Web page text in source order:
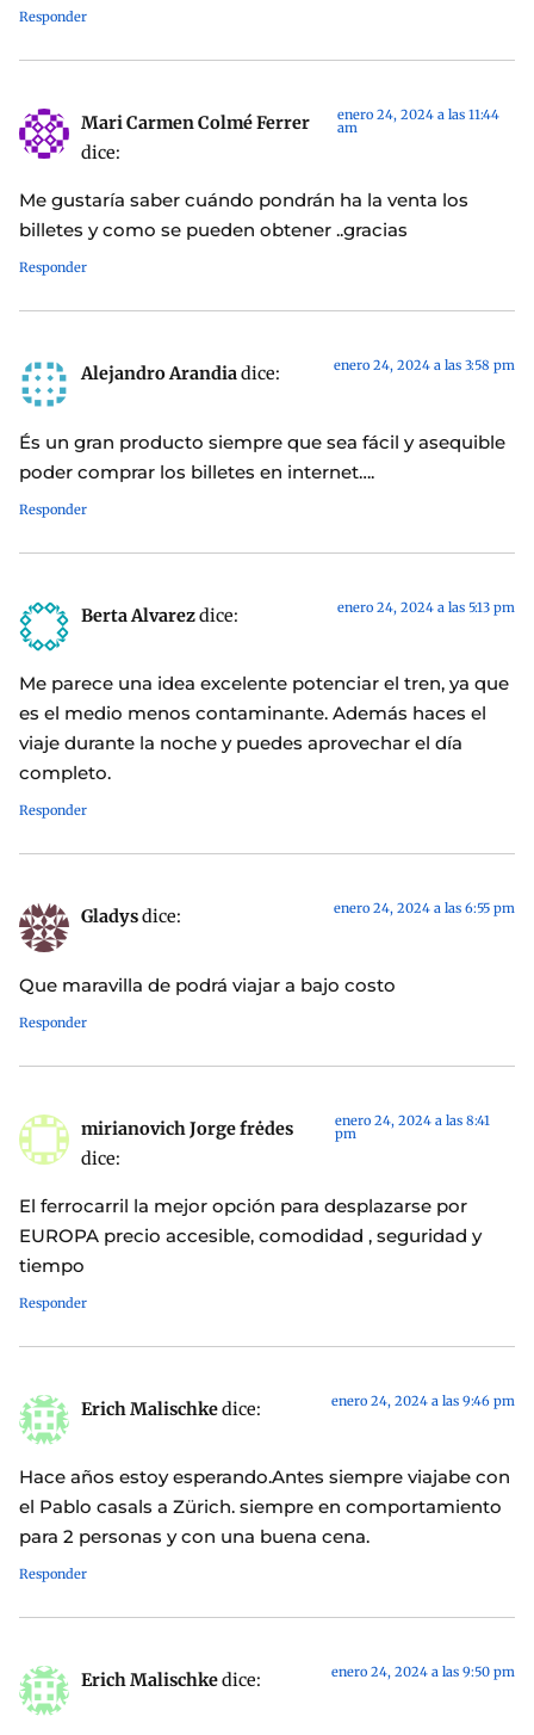
Responder
Mari Carmen Colmé Ferrer
dice:
enero 24, 2024 a las 11:44
am
Me gustaría saber cuándo pondrán ha la venta los
billetes y como se pueden obtener ..gracias
Responder
Alejandro Arandiadice: enero 24, 2024 a las 3:58 pm
És un gran producto siempre que sea fácil y asequible
poder comprar los billetes en internet….
Responder
Berta Alvarezdice: enero 24, 2024 a las 5:13 pm
Me parece una idea excelente potenciar el tren, ya que
es el medio menos contaminante. Además haces el
viaje durante la noche y puedes aprovechar el día
completo.
Responder
Gladysdice: enero 24, 2024 a las 6:55 pm
Que maravilla de podrá viajar a bajo costo
Responder
mirianovich Jorge frėdes
dice:
enero 24, 2024 a las 8:41
pm
El ferrocarril la mejor opción para desplazarse por
EUROPA precio accesible, comodidad , seguridad y
tiempo
Responder
Erich Malischkedice: enero 24, 2024 a las 9:46 pm
Hace años estoy esperando.Antes siempre viajabe con
el Pablo casals a Zürich. siempre en comportamiento
para 2 personas y con una buena cena.
Responder
Erich Malischkedice: enero 24, 2024 a las 9:50 pm